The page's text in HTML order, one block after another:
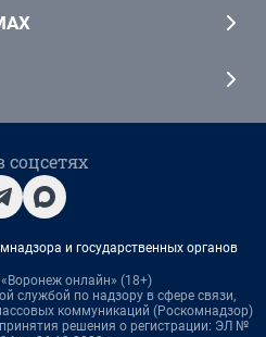
и государственных органов
онлайн» (18+)
службой по надзору в сфере связи,
коммуникаций (Роскомнадзор)
решения о регистрации: ЭЛ №